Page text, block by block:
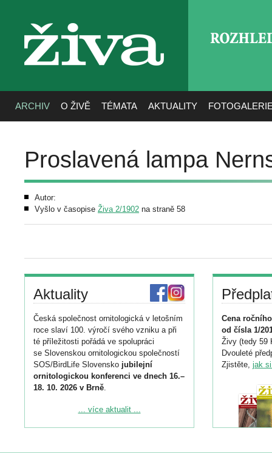
živa
ARCHIV O ŽIVĚ TÉMATA AKTUALITY
Proslavená lampa
Autor:
Vyšlo v časopise Živa 2/1902 na straně 58
Aktuality
Česká společnost ornitologická v letošním
roce slaví 100. výročí svého vzniku a při
té příležitosti pořádá ve spolupráci
se Slovenskou ornitologickou společností
SOS/BirdLife Slovensko jubilejní
ornitologickou konferenci ve dnech 16.–
18. 10. 2026 v Brně.
Podrobnější informace ke konferenci
Registrovat se můžete do 6. září.
... více aktualit ...
Cena
od čísla 1/
Živy (tedy 59
Dvouleté
Zjistěte, jak